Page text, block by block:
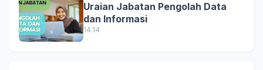
Uraian Jabatan Pengolah Data
dan Informasi
14.14